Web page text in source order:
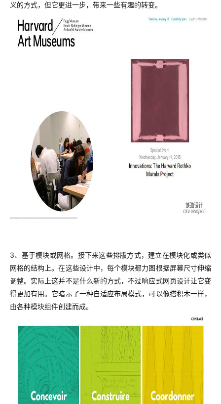
义的方式，但它更进一步，带来一些有趣的转变。
3、基于模块或网格。 接下来这些排版方式，建立在模块化或类似
网格的结构上。在这些设计中，每个模块都力图根据屏幕尺寸伸缩
调整。实际上这并不是什么新的方式，不过响应式网页设计让它变
得更加有用。它暗示了一种自适应布局模式，可以像搭积木一样，
由各种模块组件创建而成。